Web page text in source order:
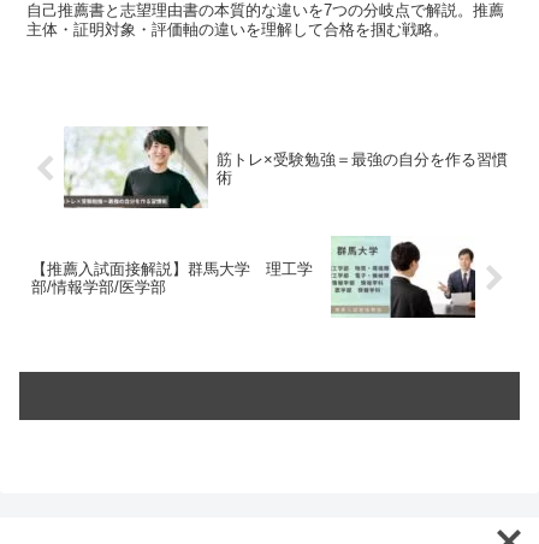
自己推薦書と志望理由書の本質的な違いを7つの分岐点で解説。推薦
主体・証明対象・評価軸の違いを理解して合格を掴む戦略。
筋トレ×受験勉強＝最強の自分を作る習慣
術
【推薦入試面接解説】群馬大学 理工学
部/情報学部/医学部